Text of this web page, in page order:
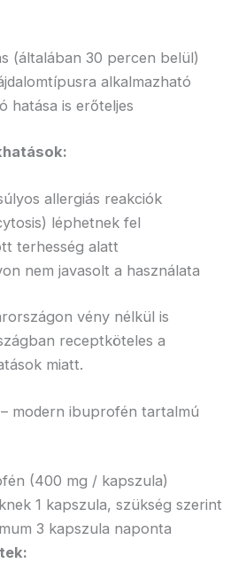
(általában 30 percen belül)
alkalmazható
hatása is erőteljes
allergiás reakciók
léphetnek fel
terhesség alatt
nem javasolt a használata
vény nélkül is
receptköteles a
miatt.
modern ibuprofén tartalmú
(400 mg / kapszula)
1 kapszula, szükség szerint
3 kapszula naponta